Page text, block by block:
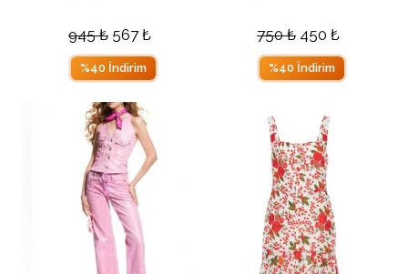
945₺ 567₺
%40 İndirim
750₺ 450 ₺
%40 İndirim